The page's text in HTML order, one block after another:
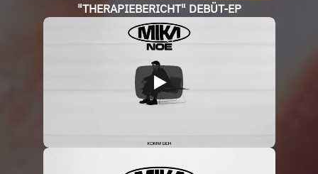
"THERAPIEBERICHT" DEBÜT-EP